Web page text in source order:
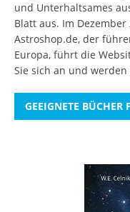
und Unterhaltsames
Blatt aus. Im
Astroshop.de, der
Europa, führt die
Sie sich an und werden
GEEIGNETE BÜCHER